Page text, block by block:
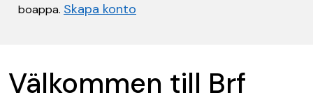
boappa. Skapa konto
Välkommen till Brf